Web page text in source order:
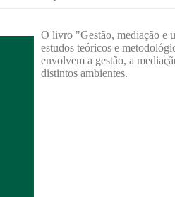
O livro "Gestão, mediação e
estudos teóricos e
envolvem a gestão, a
distintos ambientes.